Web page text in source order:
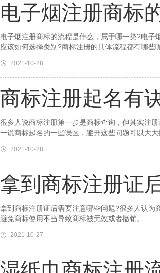
电子烟注册商标
电子烟注册商标的流程是什么，属于哪一类?电
应该如何选择类别?商标注册的具体流程都有哪些
2021-10-28
商标注册起名有
很多人说商标注册第一步是商标查询，但其实注
一说商标起名的一些误区，避开这些问题可以大大
2021-10-28
拿到商标注册证
拿到商标注册证后需要注意哪些问题?很多人认
避免商标使用不当导致商标被无效或者撤销。
2021-10-27